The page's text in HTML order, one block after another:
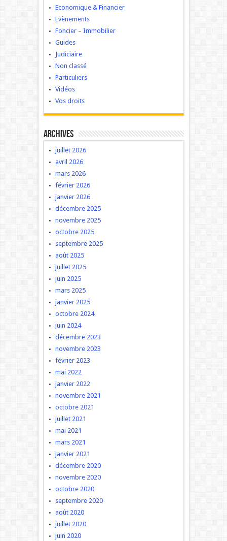
Economique & Financier
Evènements
Foncier – Immobilier
Guides
Judiciaire
Non classé
Particuliers
Vidéos
Vos droits
Archives
juillet 2026
avril 2026
mars 2026
février 2026
janvier 2026
décembre 2025
novembre 2025
octobre 2025
septembre 2025
août 2025
juillet 2025
juin 2025
mars 2025
janvier 2025
octobre 2024
juin 2024
décembre 2023
novembre 2023
février 2023
mai 2022
janvier 2022
novembre 2021
octobre 2021
juillet 2021
mai 2021
mars 2021
janvier 2021
décembre 2020
novembre 2020
octobre 2020
septembre 2020
août 2020
juillet 2020
juin 2020